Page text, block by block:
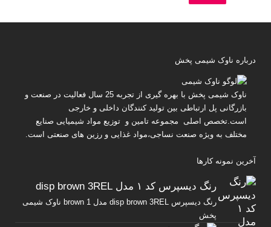
درباره ناوک شیمی پخش
ناوک شیمی پخش
با بهره گیری از تجربه 25 سال فعالیت در صنعت و
بازرگانی پل ارتباطی بین تولید کنندگان داخلی و خارجی
است.تخصص اصلی مجموعه تامین و توزیع مواد شیمیایی صنایع
مختلف به ویژه صنعت نساجی،مواد غذایی و رزین های صنعتی است.
آخرین نمونه کارها
رنگ دیسپرس کد ۱ مدل disp brown 3REL
رنگ دیسپرس disp brown 3REL مدل brown 1 ناوک شیمی
پخش